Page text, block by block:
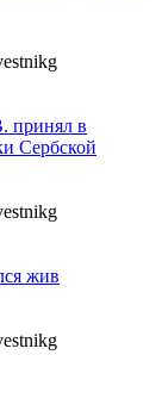
принял в
Сербской
жив